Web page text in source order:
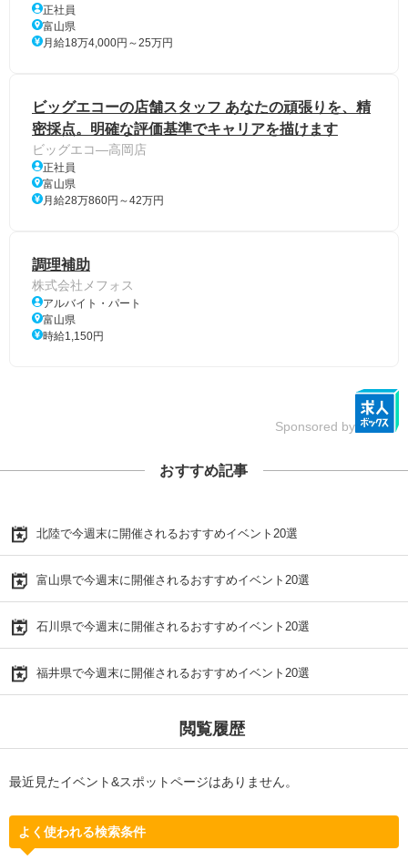
正社員
富山県
月給18万4,000円～25万円
ビッグエコーの店舗スタッフ あなたの頑張りを、精
密採点。明確な評価基準でキャリアを描けます
ビッグエコ―高岡店
正社員
富山県
月給28万860円～42万円
調理補助
株式会社メフォス
アルバイト・パート
富山県
時給1,150円
Sponsored by
おすすめ記事
北陸で今週末に開催されるおすすめイベント20選
富山県で今週末に開催されるおすすめイベント20選
石川県で今週末に開催されるおすすめイベント20選
福井県で今週末に開催されるおすすめイベント20選
閲覧履歴
最近見たイベント&スポットページはありません。
よく使われる検索条件